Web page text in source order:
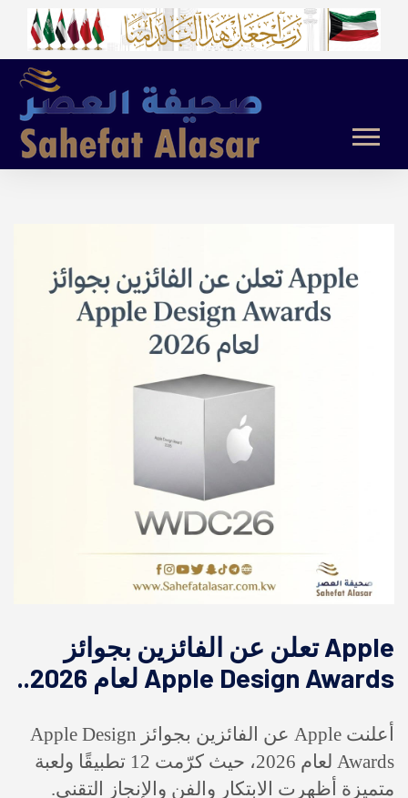
Apple تعلن عن الفائزين بجوائز
Apple Design Awards لعام 2026..
أعلنت Apple عن الفائزين بجوائز Apple Design
Awards لعام 2026، حيث كرّمت 12 تطبيقًا ولعبة
متميزة أظهرت الابتكار والفن والإنجاز التقني.